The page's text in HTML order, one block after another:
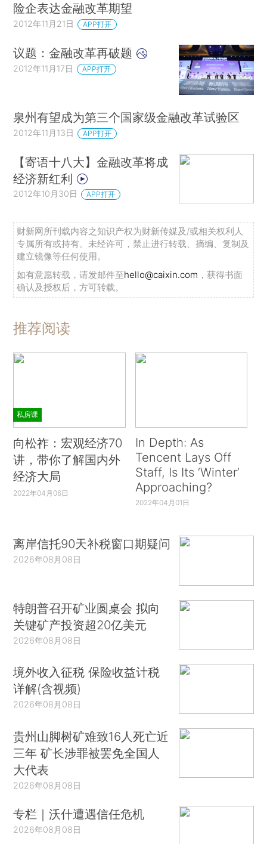
险企表达金融改革期望
2012年11月21日 APP打开
议题：金融改革再破题
2012年11月17日 APP打开
泉州有望成为第三个国家级金融改革试验区
2012年11月13日 APP打开
【寄语十八大】金融改革将成
经济新红利
2012年10月30日 APP打开
财新网所刊载内容之知识产权为财新传媒及/或相关权利人
专属所有或持有。未经许可，禁止进行转载、摘编、复制及
建立镜像等任何使用。
如有意愿转载，请发邮件至hello@caixin.com ，获得书面
确认及授权后，方可转载。
推荐阅读
私房课
向松祚：宏观经济70
讲，带你了解国内外
经济大局
2022年04月06日
In Depth: As
Tencent Lays Off
Staff, Is Its ‘Winter’
Approaching?
2022年04月01日
离岸信托90天补税窗口期疑问
2026年08月08日
特朗普召开矿业圆桌会 拟向
关键矿产投资超20亿美元
2026年08月08日
境外收入征税 保险收益计税
详解(含视频)
2026年08月08日
贵州山脚树矿难致16人死亡近
三年 矿长涉罪被罢免全国人
大代表
2026年08月08日
专栏｜沃什遭遇信任危机
2026年08月08日